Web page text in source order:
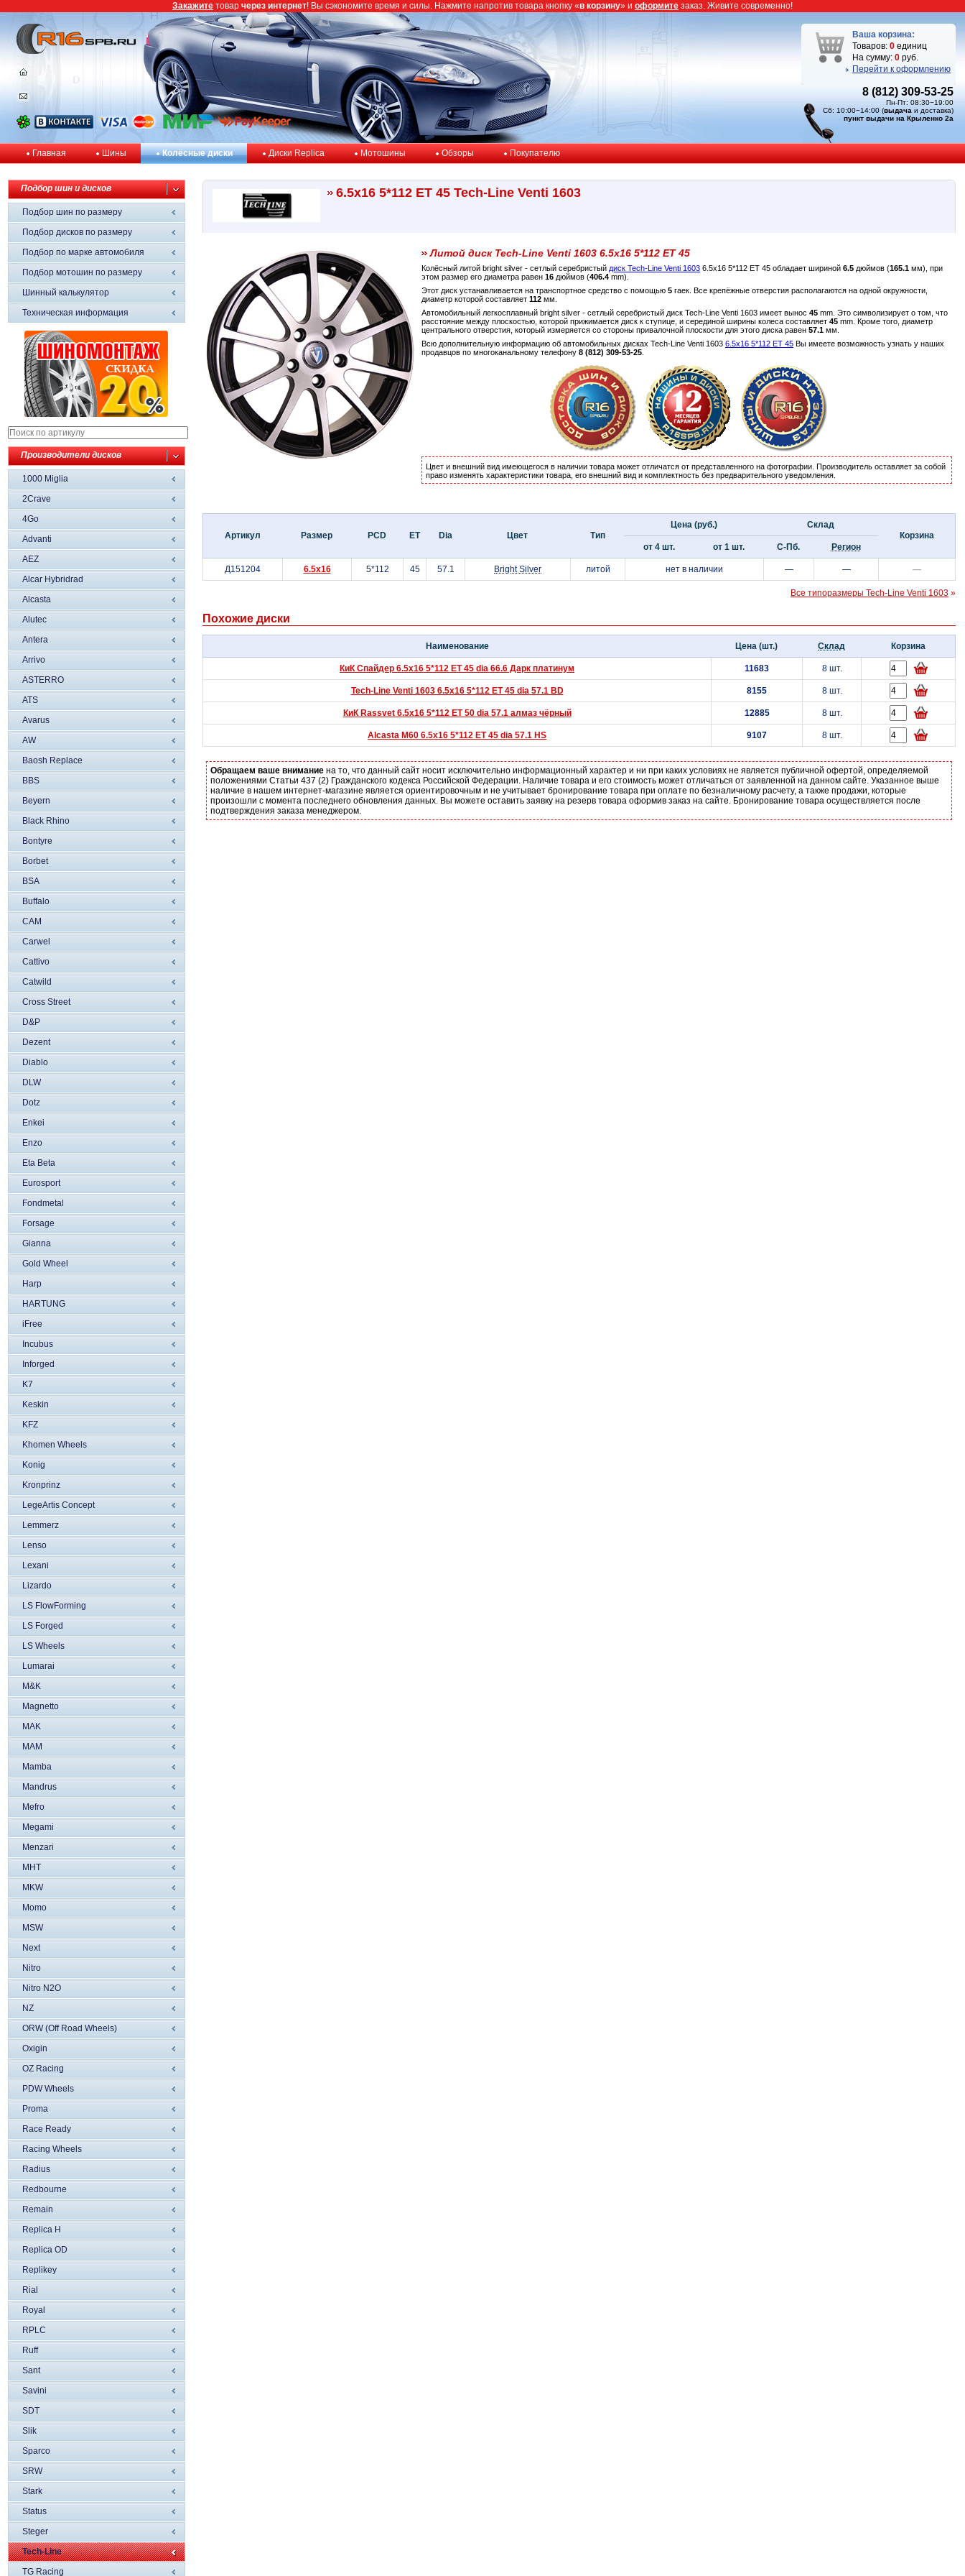
Ваша корзина:
Товаров: 0 единиц
На сумму: 0 руб.
Перейти к оформлению
8 (812) 309-53-25
Пн-Пт: 08:30−19:00
Сб: 10:00−14:00 (выдача и доставка)
пункт выдачи на Крыленко 2а
Главная Шины Колёсные диски Диски Replica Мотошины Обзоры Покупателю
Подбор шин и дисков
Подбор шин по размеру
Подбор дисков по размеру
Подбор по марке автомобиля
Подбор мотошин по размеру
Шинный калькулятор
Техническая информация
Производители дисков
1000 Miglia
2Crave
4Go
Advanti
AEZ
Alcar Hybridrad
Alcasta
Alutec
Antera
Arrivo
ASTERRO
ATS
Avarus
AW
Baosh Replace
BBS
Beyern
Black Rhino
Bontyre
Borbet
BSA
Buffalo
CAM
Carwel
Cattivo
Catwild
Cross Street
D&P
Dezent
Diablo
DLW
Dotz
Enkei
Enzo
Eta Beta
Eurosport
Fondmetal
Forsage
Gianna
Gold Wheel
Harp
HARTUNG
iFree
Incubus
Inforged
K7
Keskin
KFZ
Khomen Wheels
Konig
Kronprinz
LegeArtis Concept
Lemmerz
Lenso
Lexani
Lizardo
LS FlowForming
LS Forged
LS Wheels
Lumarai
M&K
Magnetto
MAK
MAM
Mamba
Mandrus
Mefro
Megami
Menzari
MHT
MKW
Momo
MSW
Next
Nitro
Nitro N2O
NZ
ORW (Off Road Wheels)
Oxigin
OZ Racing
PDW Wheels
Proma
Race Ready
Racing Wheels
Radius
Redbourne
Remain
Replica H
Replica OD
Replikey
Rial
Royal
RPLC
Ruff
Sant
Savini
SDT
Slik
Sparco
SRW
Stark
Status
Steger
Tech-Line
TG Racing
6.5x16 5*112 ET 45 Tech-Line Venti 1603
Литой диск Tech-Line Venti 1603 6.5x16 5*112 ET 45
Колёсный литой bright silver - сетлый серебристый диск Tech-Line Venti 1603 6.5x16 5*112 ET 45 обладает шириной 6.5 дюймов (165.1 мм), при
этом размер его диаметра равен 16 дюймов (406.4 mm).
Этот диск устанавливается на транспортное средство с помощью 5 гаек. Все крепёжные отверстия располагаются на одной окружности,
диаметр которой составляет 112 мм.
Автомобильный легкосплавный bright silver - сетлый серебристый диск Tech-Line Venti 1603 имеет вынос 45 mm. Это символизирует о том, что
расстояние между плоскостью, которой прижимается диск к ступице, и серединой ширины колеса составляет 45 mm. Кроме того, диаметр
центрального отверстия, который измеряется со стороны привалочной плоскости для этого диска равен 57.1 мм.
Всю дополнительную информацию об автомобильных дисках Tech-Line Venti 1603 6.5x16 5*112 ET 45 Вы имеете возможность узнать у наших
продавцов по многоканальному телефону 8 (812) 309-53-25
Цвет и внешний вид имеющегося в наличии товара может отличатся от представленного на фотографии. Производитель оставляет за собой
право изменять характеристики товара, его внешний вид и комплектность без предварительного уведомления.
Артикул Размер PCD ET Dia Цвет Тип
Цена (руб.)
Склад
Корзина
от 4 шт.
от 1 шт. С-Пб. Регион
Д151204 6.5x16 5*112 45 57.1 Bright Silver литой нет в наличии — — —
Все типоразмеры Tech-Line Venti 1603 »
Похожие диски
Наименование Цена (шт.) Склад Корзина
КиК Спайдер 6.5x16 5*112 ET 45 dia 66.6 Дарк платинум 11683 8 шт.
Tech-Line Venti 1603 6.5x16 5*112 ET 45 dia 57.1 BD 8155 8 шт.
КиК Rassvet 6.5x16 5*112 ET 50 dia 57.1 алмаз чёрный 12885 8 шт.
Alcasta M60 6.5x16 5*112 ET 45 dia 57.1 HS 9107 8 шт.
Обращаем ваше внимание на то, что данный сайт носит исключительно информационный характер и ни при каких условиях не является публичной офертой, определяемой
положениями Статьи 437 (2) Гражданского кодекса Российской Федерации. Наличие товара и его стоимость может отличаться от заявленной на данном сайте. Указанное выше
наличие в нашем интернет-магазине является ориентировочным и не учитывает бронирование товара при оплате по безналичному расчету, а также продажи, которые
произошли с момента последнего обновления данных. Вы можете оставить заявку на резерв товара оформив заказ на сайте. Бронирование товара осуществляется после
подтверждения заказа менеджером.
Закажите товар через интернет! Вы сэкономите время и силы. Нажмите напротив товара кнопку «в корзину» и оформите заказ. Живите современно!